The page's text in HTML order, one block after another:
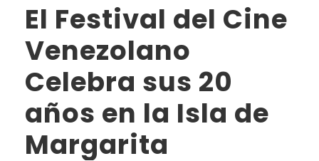
El Festival del Cine
Venezolano
Celebra sus 20
años en la Isla de
Margarita